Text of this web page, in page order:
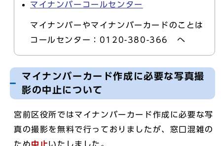
マイナンバーコールセンター
マイナンバーやマイナンバーカードのことは
コールセンター：0120-380-366 へ
マイナンバーカード作成に必要な写真撮
影の中止について
宮前区役所ではマイナンバーカード作成に必要な写
真の撮影を無料で行っておりましたが、窓口混雑の
ため中止いたしました。